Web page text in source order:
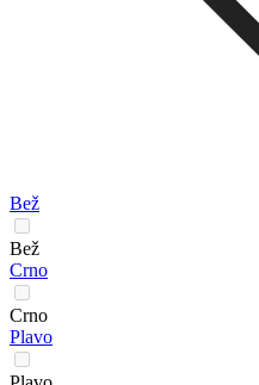
Bež
Bež
Crno
Crno
Plavo